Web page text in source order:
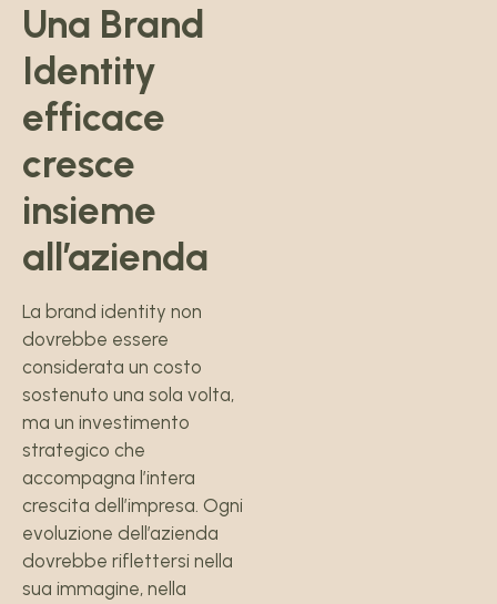
Una Brand
Identity
efficace
cresce
insieme
all’azienda
La brand identity non
dovrebbe essere
considerata un costo
sostenuto una sola volta,
ma un investimento
strategico che
accompagna l’intera
crescita dell’impresa. Ogni
evoluzione dell’azienda
dovrebbe riflettersi nella
sua immagine, nella